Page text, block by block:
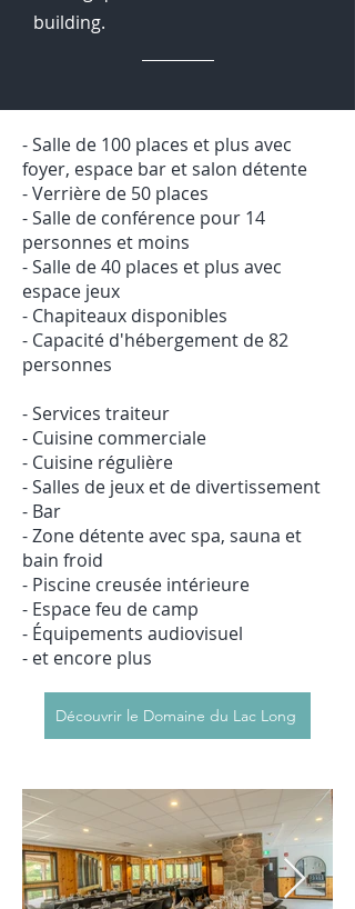
building.
- Salle de 100 places et plus avec
foyer, espace bar et salon détente
- Verrière de 50 places
- Salle de conférence pour 14
personnes et moins
- Salle de 40 places et plus avec
espace jeux
- Chapiteaux disponibles
- Capacité d'hébergement de 82
personnes
- Services traiteur
- Cuisine commerciale
- Cuisine régulière
- Salles de jeux et de divertissement
- Bar
- Zone détente avec spa, sauna et
bain froid
- Piscine creusée intérieure
- Espace feu de camp
- Équipements audiovisuel
- et encore plus
Découvrir le Domaine du Lac Long